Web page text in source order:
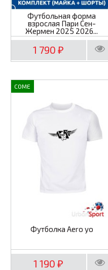
Футбольная форма
взрослая Пари Сен-
Жермен 2025 2026...
1 790₽
COME
Футболка Aero yo
1 190₽